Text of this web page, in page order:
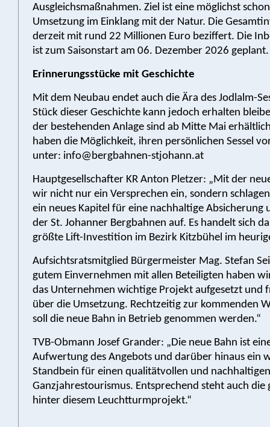
Ausgleichsmaßnahmen. Ziel ist eine möglichst
Umsetzung im Einklang mit der Natur. Die
derzeit mit rund 22 Millionen Euro beziffert. Die
ist zum Saisonstart am 06. Dezember 2026 geplant.
Erinnerungsstücke mit Geschichte
Mit dem Neubau endet auch die Ära des Jodlalm-
Stück dieser Geschichte kann jedoch erhalten
der bestehenden Anlage sind ab Mitte Mai
haben die Möglichkeit, ihren persönlichen Sessel
unter: info@bergbahnen-stjohann.at
Hauptgesellschafter KR Anton Pletzer: „Mit der
wir nicht nur ein Versprechen ein, sondern
ein neues Kapitel für eine nachhaltige Absicherung
der St. Johanner Bergbahnen auf. Es handelt sich
größte Lift-Investition im Bezirk Kitzbühel im
Aufsichtsratsmitglied Bürgermeister Mag. Stefan
gutem Einvernehmen mit allen Beteiligten haben
das Unternehmen wichtige Projekt aufgesetzt und
über die Umsetzung. Rechtzeitig zur kommenden
soll die neue Bahn in Betrieb genommen werden.“
TVB-Obmann Josef Grander: „Die neue Bahn ist
Aufwertung des Angebots und darüber hinaus ein
Standbein für einen qualitätvollen und nachhaltigen
Ganzjahrestourismus. Entsprechend steht auch die
hinter diesem Leuchtturmprojekt.“